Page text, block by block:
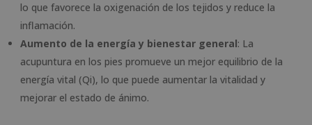
lo que favorece la oxigenación de los tejidos y reduce la
inflamación.
Aumento de la energía y bienestar general: La
acupuntura en los pies promueve un mejor equilibrio de la
energía vital (Qi), lo que puede aumentar la vitalidad y
mejorar el estado de ánimo.